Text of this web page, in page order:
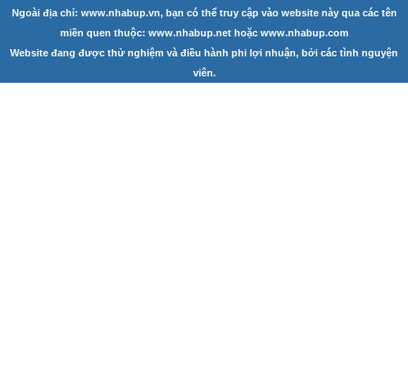
Liên hệ
Tìm kiếm
Ngoài địa chỉ: www.nhabup.vn, bạn có thể truy cập vào website này qua các tên
miền quen thuộc: www.nhabup.net hoặc www.nhabup.com
Website đang được thử nghiệm và điều hành phi lợi nhuận, bởi các tình nguyện
viên.